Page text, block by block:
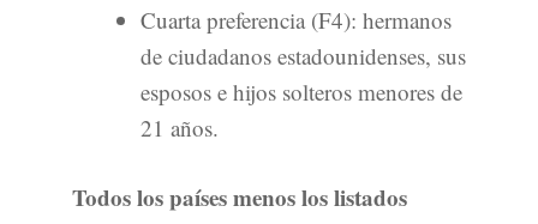
Cuarta preferencia (F4): hermanos
de ciudadanos estadounidenses, sus
esposos e hijos solteros menores de
21 años.
Todos los países menos los listados